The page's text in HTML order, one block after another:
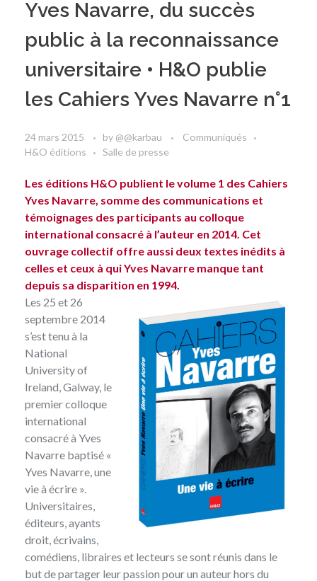
Yves Navarre, du succès
public à la reconnaissance
universitaire • H&O publie
les Cahiers Yves Navarre n°1
24 mars 2015 by @@karbau
Communiqués
H&O éditions
Salle de presse
Les éditions H&O publient le volume 1 des Cahiers
Yves Navarre, somme des communications et
témoignages des participants au colloque
international consacré à l’auteur en 2014. Cet
ouvrage collectif offre aussi deux textes inédits à
celles et ceux à qui Yves Navarre manque tant
depuis sa disparition en 1994.
Les 25 et 26
septembre 2014
s’est tenu à la
National
University of
Ireland, Galway, le
premier colloque
international
consacré à Yves
Navarre baptisé «
Yves Navarre, une
vie à écrire »
Universitaires,
éditeurs, ayants
droit, écrivains,
comédiens, libraires et lecteurs se sont réunis dans le
but de partager leur passion pour un auteur hors du